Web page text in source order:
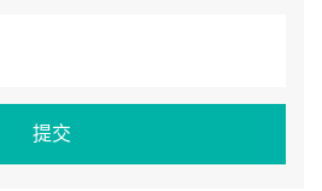
提交